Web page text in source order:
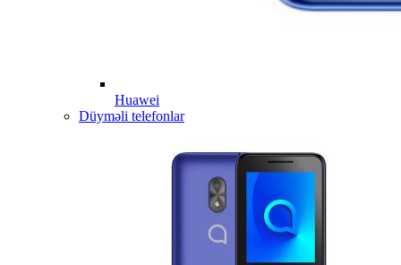
Huawei
Düyməli telefonlar